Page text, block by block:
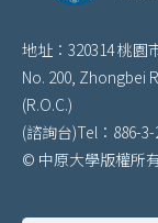
地址：320314 桃園
No. 200, Zhongbei
(R.O.C.)
(諮詢台)Tel：886-
© 中原大學版權所